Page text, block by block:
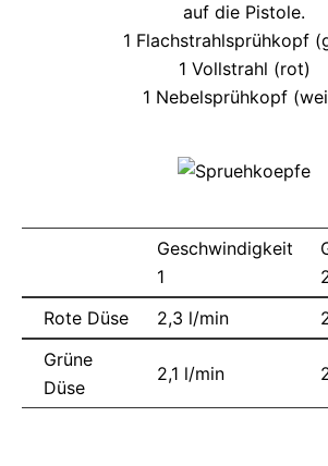
auf die Pistole.
1 Flachstrahlsprühkopf
1 Vollstrahl (rot)
1 Nebelsprühkopf
Geschwindigkeit
1
Rote Düse
2,3 l/min
Grüne
Düse
2,1 l/min